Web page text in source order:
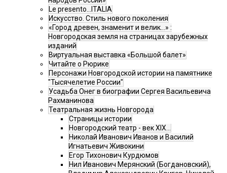
Le presento...ITALIA
Искусство. Стиль нового поколения
«Город древен, знаменит и велик…» :
Новгородская земля на страницах зарубежных
изданий
Виртуальная выставка «Большой балет»
Читайте о Рюрике
Персонажи Новгородской истории на памятнике
"Тысячелетие России"
Усадьба Онег в биографии Сергея Васильевича
Рахманинова
Театральная жизнь Новгорода
Страницы истории
Новгородский театр - век XIX…
Николай Иванович Иванов и Василий
Игнатьевич Живокини
Егор Тихонович Курдюмов
Нил Иванович Мерянский (Богдановский),